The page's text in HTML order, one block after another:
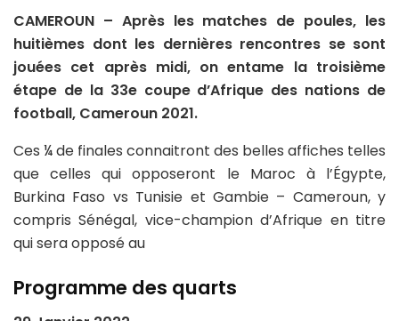
CAMEROUN – Après les matches de poules, les
huitièmes dont les dernières rencontres se sont
jouées cet après midi, on entame la troisième
étape de la 33e coupe d’Afrique des nations de
football, Cameroun 2021.
Ces ¼ de finales connaitront des belles affiches telles
que celles qui opposeront le Maroc à l’Égypte,
Burkina Faso vs Tunisie et Gambie – Cameroun, y
compris Sénégal, vice-champion d’Afrique en titre
qui sera opposé au
Programme des quarts